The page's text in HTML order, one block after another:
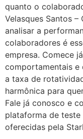
quanto o
Velasques Santos
analisar a
colaboradores é
empresa. Comece
comportamentais e
a taxa de
harmônica para
Fale já conosco e
plataforma de
oferecidas pela